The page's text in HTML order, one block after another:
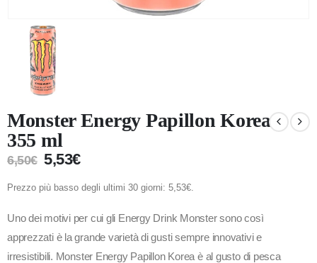
Monster Energy Papillon Korea
355 ml
6,50€ 5,53€
Prezzo più basso degli ultimi 30 giorni: 5,53€.
Uno dei motivi per cui gli Energy Drink Monster sono così
apprezzati è la grande varietà di gusti sempre innovativi e
irresistibili. Monster Energy Papillon Korea è al gusto di pesca